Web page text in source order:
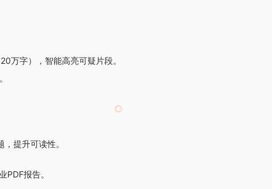
万字），智能高亮可疑片段。
提升可读性。
报告。